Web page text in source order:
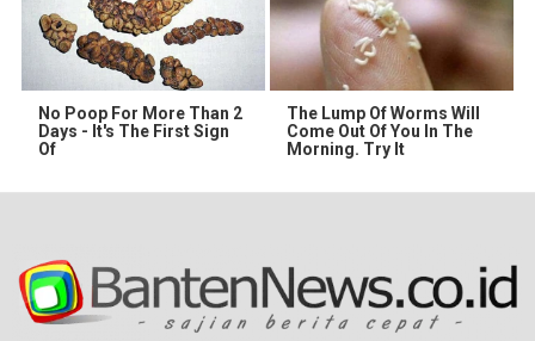
No Poop For More Than 2
Days - It's The First Sign
Of
The Lump Of Worms Will
Come Out Of You In The
Morning. Try It